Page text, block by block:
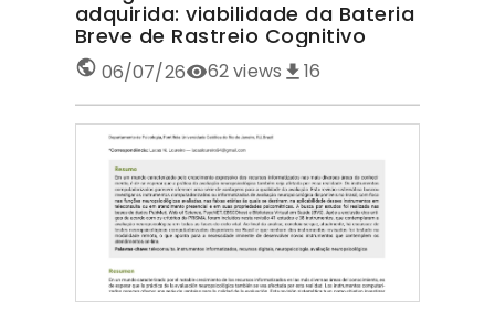
adquirida: viabilidade da Bateria
Breve de Rastreio Cognitivo
06/07/26 62views 16